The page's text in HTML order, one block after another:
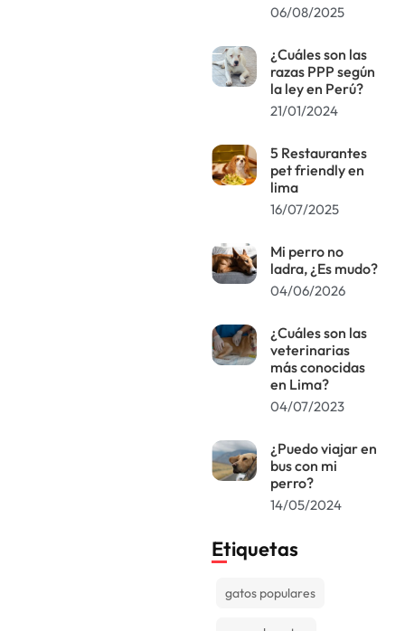
06/08/2025
¿Cuáles son las
razas PPP según
la ley en Perú?
21/01/2024
5 Restaurantes
pet friendly en
lima
16/07/2025
Mi perro no
ladra, ¿Es mudo?
04/06/2026
¿Cuáles son las
veterinarias
más conocidas
en Lima?
04/07/2023
¿Puedo viajar en
bus con mi
perro?
14/05/2024
Etiquetas
gatos populares